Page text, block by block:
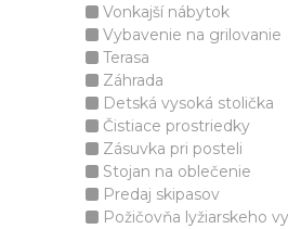
Vonkajší nábytok
Vybavenie na grilovanie
Terasa
Záhrada
Detská vysoká stolička
Čistiace prostriedky
Zásuvka pri posteli
Stojan na oblečenie
Predaj skipasov
Požičovňa lyžiarskeho